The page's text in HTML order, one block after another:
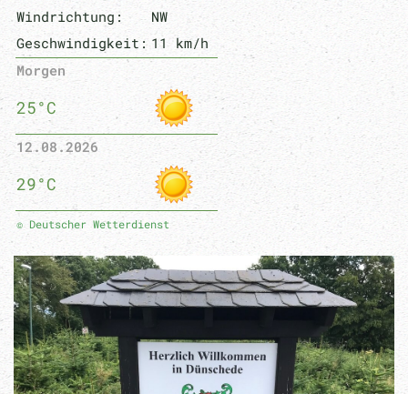
Windrichtung:
NW
Geschwindigkeit: 11 km/h
Morgen
25°C
12.08.2026
29°C
© Deutscher Wetterdienst